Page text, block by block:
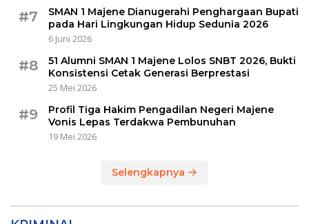
#7
SMAN 1 Majene Dianugerahi Penghargaan Bupati
pada Hari Lingkungan Hidup Sedunia 2026
6 Juni 2026
#8
51 Alumni SMAN 1 Majene Lolos SNBT 2026, Bukti
Konsistensi Cetak Generasi Berprestasi
25 Mei 2026
#9
Profil Tiga Hakim Pengadilan Negeri Majene
Vonis Lepas Terdakwa Pembunuhan
19 Mei 2026
Selengkapnya